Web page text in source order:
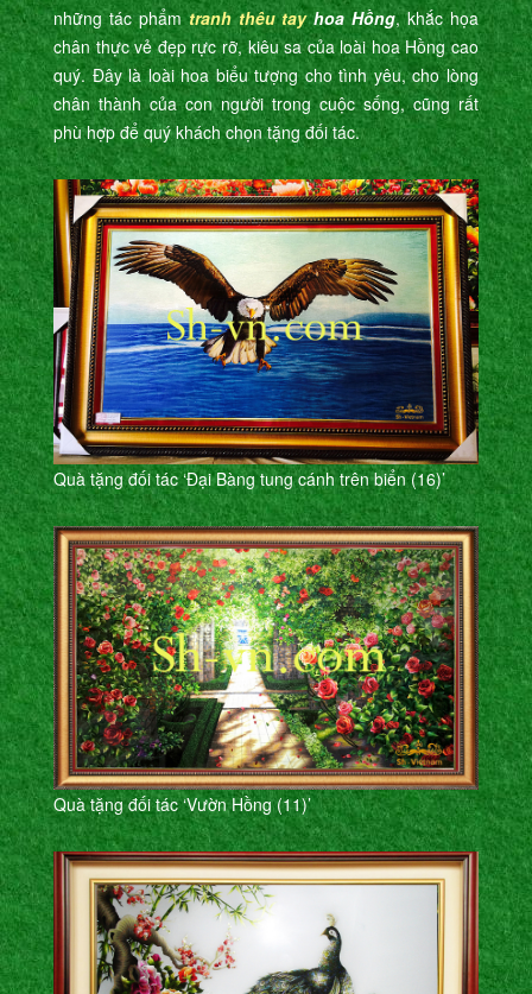
những tác phẩmtranh thêu tayhoa Hồng, khắc họa
chân thực vẻ đẹp rực rỡ, kiêu sa của loài hoa Hồng cao
quý. Đây là loài hoa biểu tượng cho tình yêu, cho lòng
chân thành của con người trong cuộc sống, cũng rất
phù hợp để quý khách chọn tặng đối tác.
Quà tặng đối tác ‘Đại Bàng tung cánh trên biển (16)’
Quà tặng đối tác ‘Vườn Hồng (11)’